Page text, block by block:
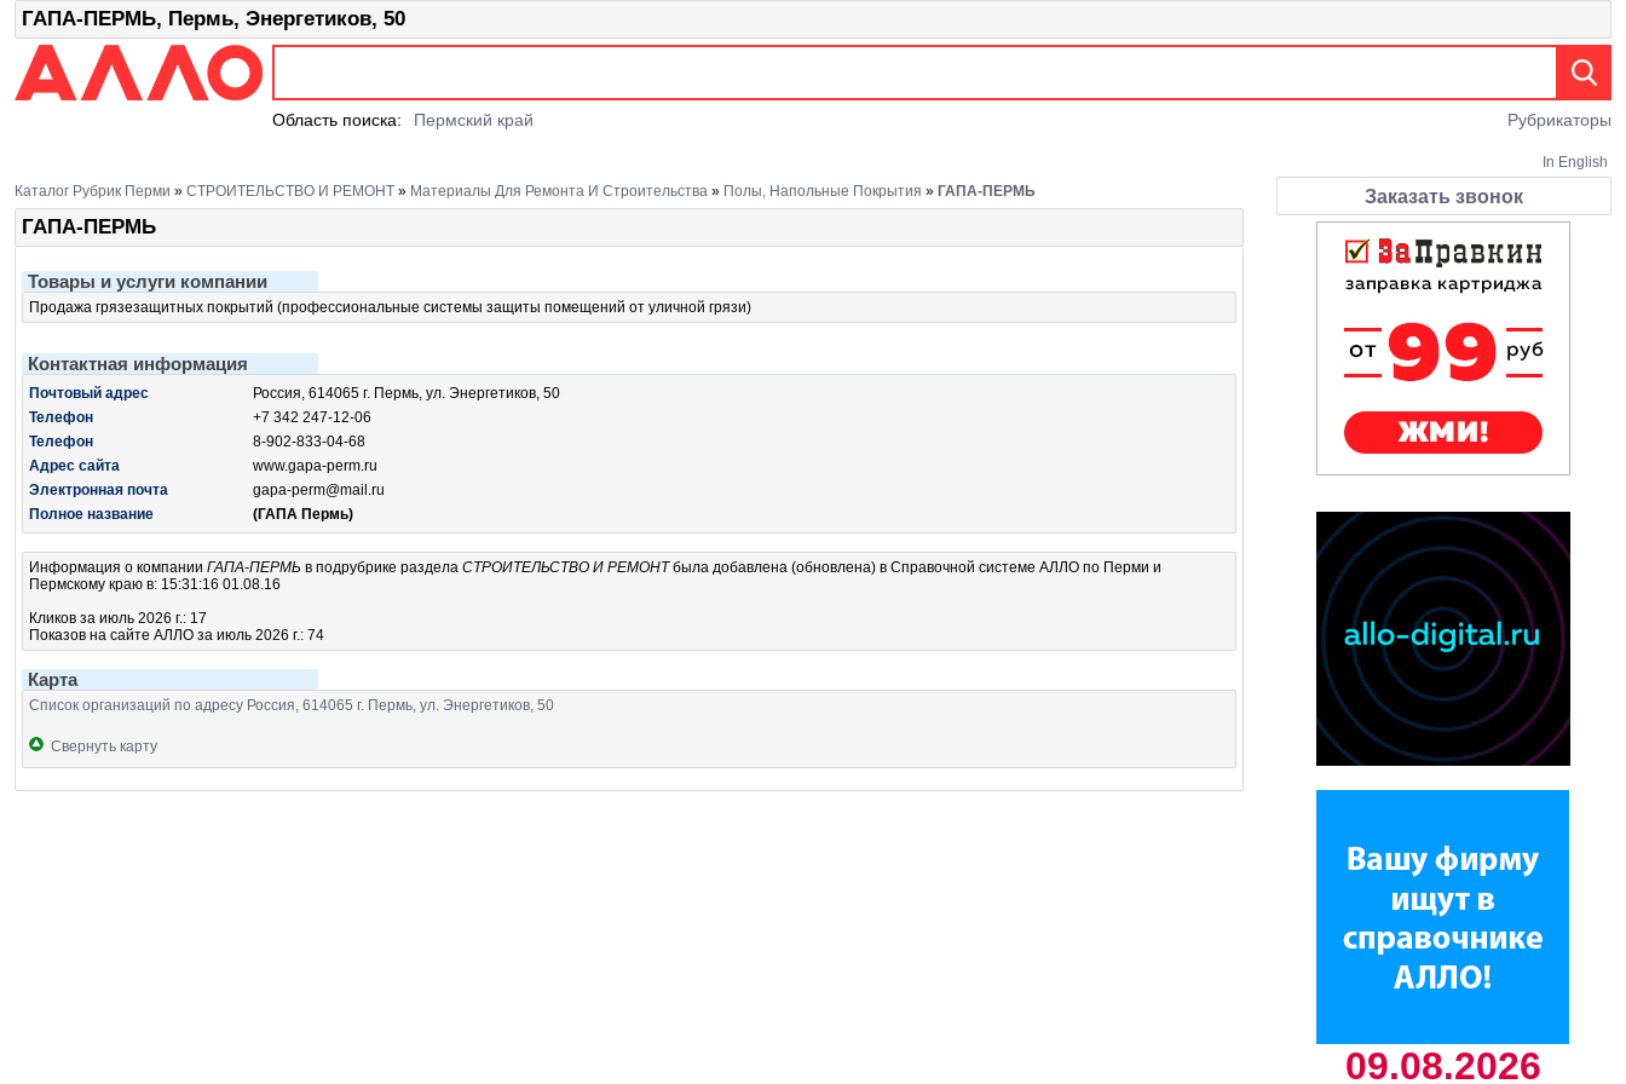
ГАПА-ПЕРМЬ, Пермь, Энергетиков, 50
Рубрикаторы
Область поиска: Пермский край
In English
Каталог Рубрик Перми » СТРОИТЕЛЬСТВО И РЕМОНТ » Материалы Для Ремонта И Строительства » Полы, Напольные Покрытия » ГАПА-ПЕРМЬ
ГАПА-ПЕРМЬ
Товары и услуги компании
Продажа грязезащитных покрытий (профессиональные системы защиты помещений от уличной грязи)
Контактная информация
Почтовый адрес
Россия, 614065 г. Пермь, ул. Энергетиков, 50
Телефон
+7 342 247-12-06
Телефон
8-902-833-04-68
Адрес сайта
www.gapa-perm.ru
Электронная почта
gapa-perm@mail.ru
Полное название
(ГАПА Пермь)
Информация о компании ГАПА-ПЕРМЬ в подрубрике раздела СТРОИТЕЛЬСТВО И РЕМОНТбыла добавлена (обновлена) в Справочной системе АЛЛО по Перми и
Пермскому краю в: 15:31:16 01.08.16
Кликов за июль 2026 г.: 17
Показов на сайте АЛЛО за июль 2026 г.: 74
Карта
Список организаций по адресу Россия, 614065 г. Пермь, ул. Энергетиков, 50
Свернуть карту
Заказать звонок
09.08.2026